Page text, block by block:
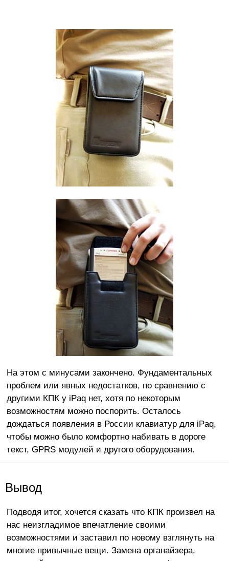
На этом с минусами закончено. Фундаментальных
проблем или явных недостатков, по сравнению с
другими КПК у iPaq нет, хотя по некоторым
возможностям можно поспорить. Осталось
дождаться появления в России клавиатур для iPaq,
чтобы можно было комфортно набивать в дороге
текст, GPRS модулей и другого оборудования.
Вывод
Подводя итог, хочется сказать что КПК произвел на
нас неизгладимое впечатление своими
возможностями и заставил по новому взглянуть на
многие привычные вещи. Замена органайзера,